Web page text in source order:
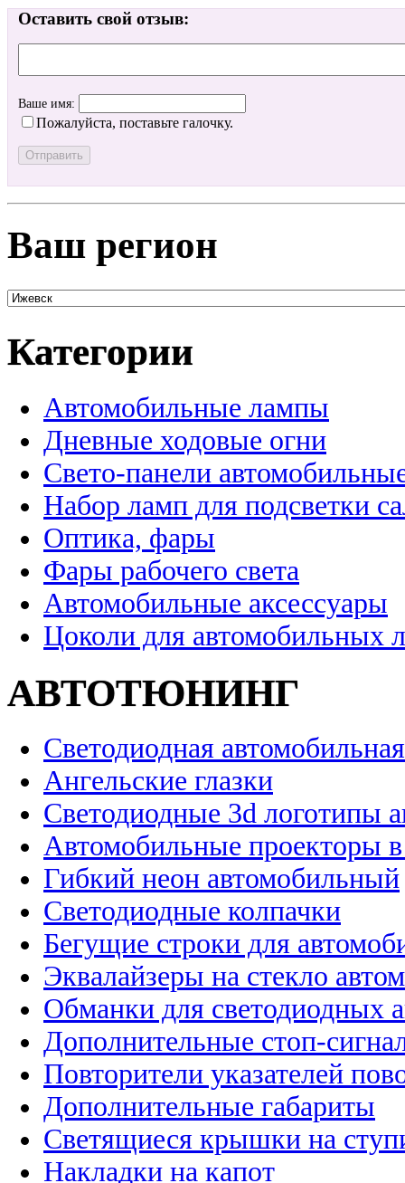
Оставить свой отзыв:
Ваше имя:
Пожалуйста, поставьте галочку.
Ваш регион
Категории
Автомобильные лампы
Дневные ходовые огни
Свето-панели
Набор ламп для подсветки
Оптика, фары
Фары рабочего света
Автомобильные аксессуары
Цоколи для автомобильных
АВТОТЮНИНГ
Светодиодная
Ангельские глазки
Светодиодные 3d логотипы
Автомобильные проекторы
Гибкий неон автомобильный
Светодиодные колпачки
Бегущие строки для
Эквалайзеры на стекло
Обманки для светодиодных
Дополнительные стоп-
Повторители указателей
Дополнительные габариты
Светящиеся крышки на
Накладки на капот